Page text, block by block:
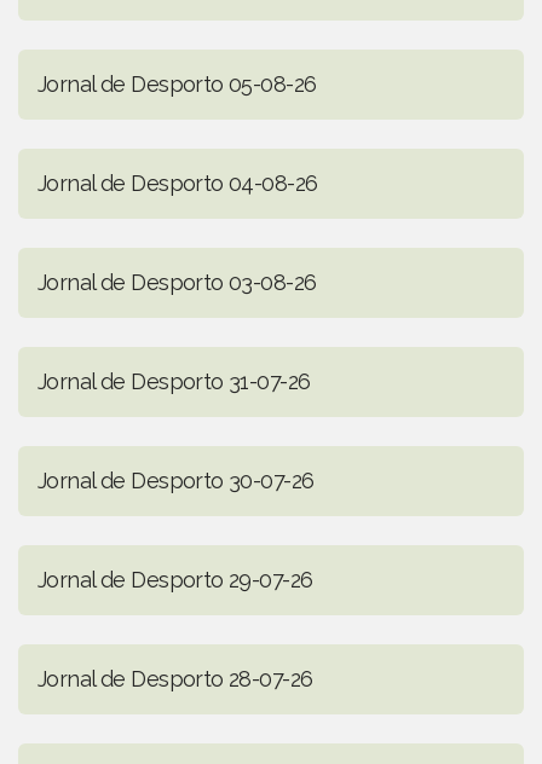
Jornal de Desporto 05-08-26
Jornal de Desporto 04-08-26
Jornal de Desporto 03-08-26
Jornal de Desporto 31-07-26
Jornal de Desporto 30-07-26
Jornal de Desporto 29-07-26
Jornal de Desporto 28-07-26